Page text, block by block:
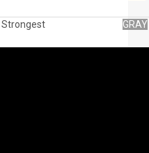
Strongest GRAY